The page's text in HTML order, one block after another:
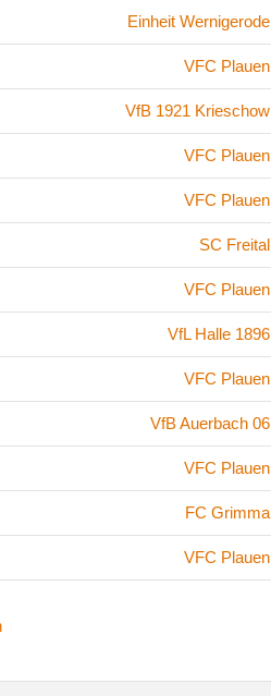
Einheit Wernigerode
VFC Plauen
VfB 1921 Krieschow
VFC Plauen
VFC Plauen
SC Freital
VFC Plauen
VfL Halle 1896
VFC Plauen
VfB Auerbach 06
VFC Plauen
FC Grimma
VFC Plauen